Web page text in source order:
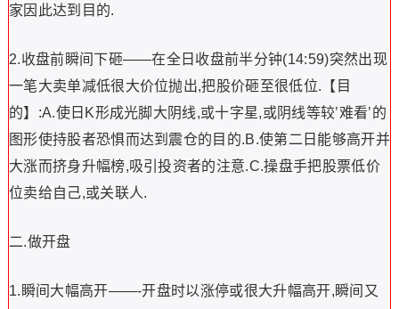
家因此达到目的.
2.收盘前瞬间下砸——在全日收盘前半分钟(14:59)突然出现
一笔大卖单减低很大价位抛出,把股价砸至很低位.【目
的】:A.使日K形成光脚大阴线,或十字星,或阴线等较’难看’的
图形使持股者恐惧而达到震仓的目的.B.使第二日能够高开并
大涨而挤身升幅榜,吸引投资者的注意.C.操盘手把股票低价
位卖给自己,或关联人.
二.做开盘
1.瞬间大幅高开——-开盘时以涨停或很大升幅高开,瞬间又